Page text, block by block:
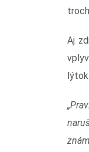
Aj
lýtok.